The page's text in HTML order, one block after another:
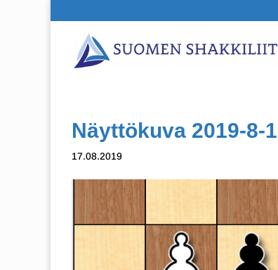
Näyttökuva 2019-8-
17.08.2019